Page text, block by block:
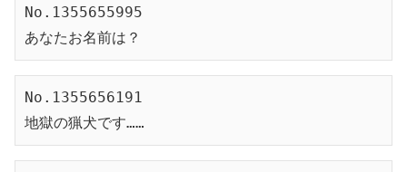
No.1355655995
あなたお名前は？
No.1355656191
地獄の猟犬です……